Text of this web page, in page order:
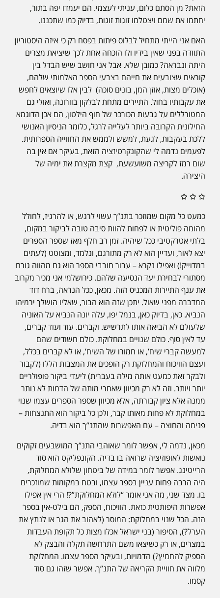
הזאת? מן הסתם כלום, עניתי לעצמי. הם יעמדו יפה בתור,
יחתמו את שמם ויצטלמו זוגות זוגות, בדיוק כמו שתכננו.
האם אני הייתי מתחיל לבלוס פיתות בפסח רק כי איזה היסטוריון
התוודה בפני שאין בידיו ולו הוכחה אחת לכך שיציאת מצרים
היתה ונבראה? כמובן שלא. אבל אני חושב שיש הבדל בין
קוראים שצובעים את חייהם בצבעי הספר האלמותי שלהם,
(אוכלים מצות, אוזן המן, בונים סוכה) לבין אלו שיוצאים לחפש
את עקבותיו בחול. התיירים מתחת לבלקון בוורונה, ואולי גם
המטורללים על גבעות הכורכר של חוף הילטון, הם אכן הדוגמא
החילונית הקרובה ביותר לעלייה לרגל, כלומר הניסיון האנושי
ללכת בעקבות, לגעת, למשש ולממש את החווייה הספרותית.
לפעמים נדמה לי שהקונקרטיזציה הזאת, בעיקר אם אין בה
שום רמז לקריצה משועשעת, קצת מקצרת את ימיה של
היצירה.
כמעט כל מקום שמוזכר בתנ”ך עשוי לרגש, או להרגיז, לחולל
מהומה פוליטית או לפחות להוות סיבה טובה לביקור במקום,
בלתי אטרקטיבי ככל שיהיה. זמן רב חלף מאז שספר הספרים
יצא לאור, ועדיין הוא לא רק מתורגם, ונלמד, ומצוטט (לעתים
במדוייק!) ואפילו נקרא – עבור חובבי הספר הוא גם מהווה גורם
מסתורי לבחירת יעד הנסיעה שלהם. כירושלמי אני מכיר מקרוב
את ענף התיירות המכניס הזה. מכאן, ככל הנראה, ברח דוד
המדברה מפני שאול. יתכן שזה הוא הבור, שאליו הושלך ירמיהו
הנביא. כאן, בדיוק כאן, בנמל יפו, עלה יונה הנביא על האוניה
שלעולם לא הביאה אותו לתרשיש. וקברים. עוד ועוד קברים,
עד לאין סוף. כולם שנויים במחלוקת. כולם חשודים שהם
למעשה קברי שיח’, או חמורו של השיח’, או לא קברים בכלל,
ועצם הוויכוח והמחלוקת רק הופכים את המצבות הללו (לקבור
ולבקר זאת כמעט אותה מילה בעברית) ליעדי ביקור פופולריים
יותר ויותר. וזה לא רק מכיוון שאחרי מותה של הדמות לא נותר
ממנה אלא ציון קבורתה, אלא מכיוון שספר הספרים עצמו שנוי
במחלוקת לא פחות מאותו קבר, ולכן כל ביקור הוא התנצחות –
פנימה והחוצה – עם האפשרות שהתנ”ך הוא בדיה.
מכאן, נדמה לי, אפשר לומר שאוהבי התנ”ך המושבעים זקוקים
נואשות לאופוזיציה שרואה בו בדיה. הקונפליקט הוא סוד
הרייטינג. אפשר לומר במידה של ביטחון שלולא המחלוקת,
היה הרבה פחות עניין בספר עצמו, ובטח במקומות שמוזכרים
בו. מצד שני, מה אני אומר “לולא המחלוקת”?! הרי אין אפילו
אפשרות היפותטית כזאת. הוויכוח, הספק, הם בילט-אין בספר
הזה. הכל שנוי במחלוקת: המוסר (לאהוב את הגר או לנתץ את
הערל?), הסיפור (בני ישראל אכלו מצות כל תקופת העבדות
במצרים, או רק כשיצאו משם התרחשה תקלה והבצק לא
הספיק להחמיץ?) הדמויות, ובעיקר הספר עצמו. המחלוקת
מלווה את חוויית הקריאה של התנ”ך. אפשר שזהו גם סוד
קסמו.